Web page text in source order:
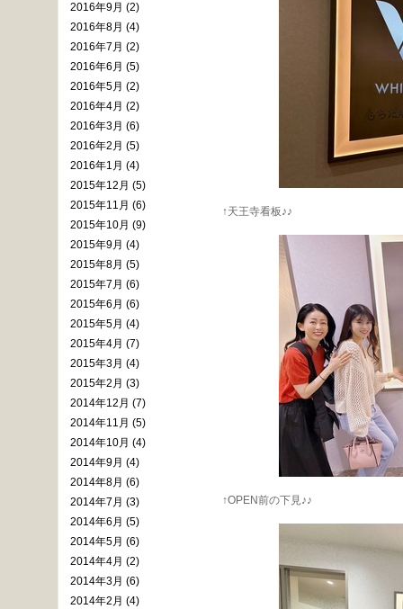
↑天王寺看板♪♪
↑OPEN前の下見♪♪
2016年9月 (2)
2016年8月 (4)
2016年7月 (2)
2016年6月 (5)
2016年5月 (2)
2016年4月 (2)
2016年3月 (6)
2016年2月 (5)
2016年1月 (4)
2015年12月 (5)
2015年11月 (6)
2015年10月 (9)
2015年9月 (4)
2015年8月 (5)
2015年7月 (6)
2015年6月 (6)
2015年5月 (4)
2015年4月 (7)
2015年3月 (4)
2015年2月 (3)
2014年12月 (7)
2014年11月 (5)
2014年10月 (4)
2014年9月 (4)
2014年8月 (6)
2014年7月 (3)
2014年6月 (5)
2014年5月 (6)
2014年4月 (2)
2014年3月 (6)
2014年2月 (4)